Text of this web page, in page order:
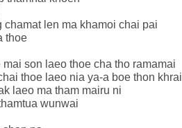
chamat len ma khamoi chai pai
thoe
son laeo thoe cha tho ramamai
thoe laeo nia ya-a boe thon khrai
laeo ma tham mairu ni
wunwai